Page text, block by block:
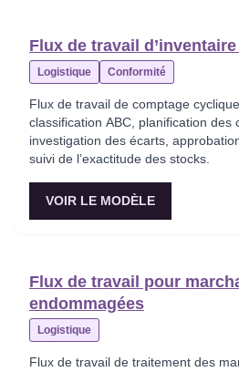
Flux de travail
Logistique Conformité
Flux de travail de comptage
classification ABC, planification des
investigation des écarts,
suivi de l’exactitude des stocks.
VOIR LE MODÈLE
Flux de travail pour
endommagées
Logistique
Flux de travail de traitement des